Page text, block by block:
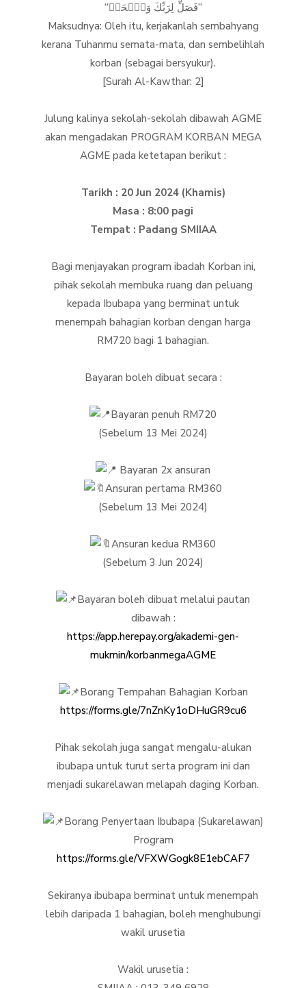
“فَصَلِّ لِرَبِّكَ وَٱنۡحَرۡ”
Maksudnya: Oleh itu, kerjakanlah sembahyang
kerana Tuhanmu semata-mata, dan sembelihlah
korban (sebagai bersyukur).
[Surah Al-Kawthar: 2]
Julung kalinya sekolah-sekolah dibawah AGME
akan mengadakan PROGRAM KORBAN MEGA
AGME pada ketetapan berikut :
Tarikh : 20 Jun 2024 (Khamis)
Masa : 8:00 pagi
Tempat : Padang SMIIAA
Bagi menjayakan program ibadah Korban ini,
pihak sekolah membuka ruang dan peluang
kepada Ibubapa yang berminat untuk
menempah bahagian korban dengan harga
RM720 bagi 1 bahagian.
Bayaran boleh dibuat secara :
Bayaran penuh RM720
(Sebelum 13 Mei 2024)
Bayaran 2x ansuran
Ansuran pertama RM360
(Sebelum 13 Mei 2024)
Ansuran kedua RM360
(Sebelum 3 Jun 2024)
Bayaran boleh dibuat melalui pautan
dibawah :
https://app.herepay.org/akademi-gen-
mukmin/korbanmegaAGME
Borang Tempahan Bahagian Korban
https://forms.gle/7nZnKy1oDHuGR9cu6
Pihak sekolah juga sangat mengalu-alukan
ibubapa untuk turut serta program ini dan
menjadi sukarelawan melapah daging Korban.
Borang Penyertaan Ibubapa (Sukarelawan)
Program
https://forms.gle/VFXWGogk8E1ebCAF7
Sekiranya ibubapa berminat untuk menempah
lebih daripada 1 bahagian, boleh menghubungi
wakil urusetia
Wakil urusetia :